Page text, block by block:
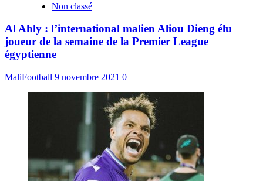
Non classé
Al Ahly : l’international malien Aliou Dieng élu
joueur de la semaine de la Premier League
égyptienne
MaliFootball 9 novembre 2021 0